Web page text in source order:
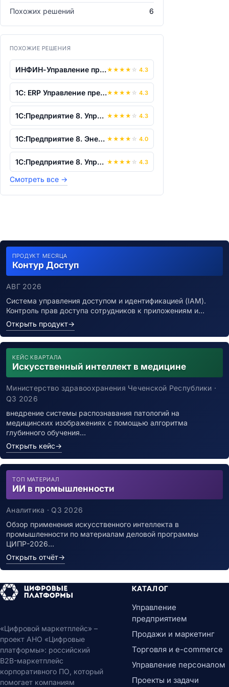
Похожих решений 6
ПОХОЖИЕ РЕШЕНИЯ
ИНФИН-Управление предприятием★ ★ ★ ★ ☆ 4.3
1С: ERP Управление предприятием 8★ ★ ★ ★ ☆ 4.3
1С:Предприятие 8. Управление предприят... ★ ★ ★ ★ ☆ 4.3
1С:Предприятие 8. Энергетика. Управлен... ★ ★ ★ ★ ☆ 4.0
1С:Предприятие 8. Управление теплосеть... ★ ★ ★ ★ ☆ 4.3
Смотреть все →
ПРОДУКТ МЕСЯЦА
Контур Доступ
АВГ 2026
Система управления доступом и идентификацией (IAM).
Контроль прав доступа сотрудников к приложениям и…
Открыть продукт→
КЕЙС КВАРТАЛА
Искусственный интеллект в медицине
Министерство здравоохранения Чеченской Республики ·
Q3 2026
внедрение системы распознавания патологий на
медицинских изображениях с помощью алгоритма
глубинного обучения…
Открыть кейс→
ТОП МАТЕРИАЛ
ИИ в промышленности
Аналитика · Q3 2026
Обзор применения искусственного интеллекта в
промышленности по материалам деловой программы
ЦИПР-2026…
Открыть отчёт→
«Цифровой маркетплейс» –
проект АНО «Цифровые
платформы»: российский
B2B-маркетплейс
корпоративного ПО, который
помогает компаниям
КАТАЛОГ
Управление
предприятием
Продажи и маркетинг
Торговля и e-commerce
Управление персоналом
Проекты и задачи